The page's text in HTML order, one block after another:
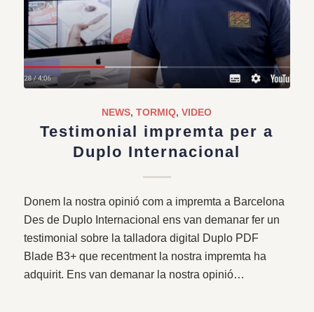
NEWS,TORMIQ,VIDEO
Testimonial impremta per a
Duplo Internacional
Donem la nostra opinió com a impremta a Barcelona
Des de Duplo Internacional ens van demanar fer un
testimonial sobre la talladora digital Duplo PDF
Blade B3+ que recentment la nostra impremta ha
adquirit. Ens van demanar la nostra opinió…